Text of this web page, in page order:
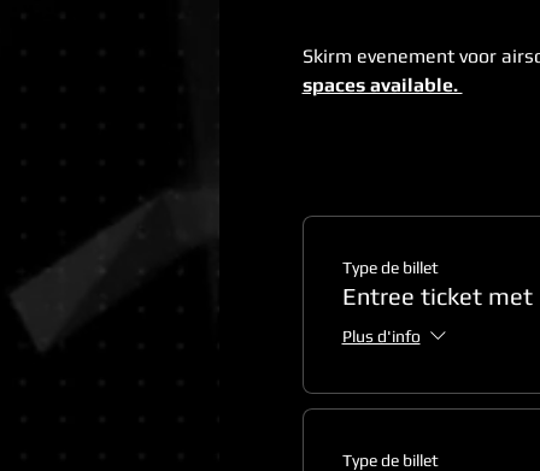
Skirm evenement voor
spaces available.
Type de billet
Entree ticket met
Plus d'info
Type de billet